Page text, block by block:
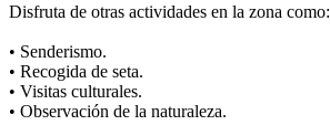
Disfruta de otras actividades en la zona como:
• Senderismo.
• Recogida de seta.
• Visitas culturales.
• Observación de la naturaleza.